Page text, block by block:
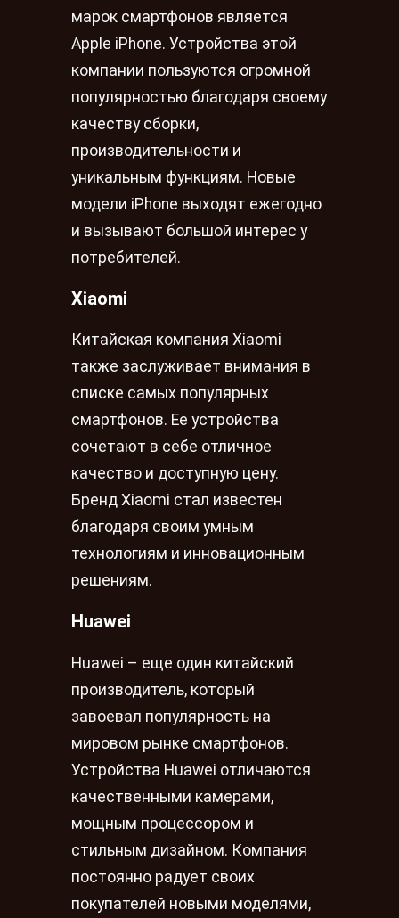
марок смартфонов является
Apple iPhone. Устройства этой
компании пользуются огромной
популярностью благодаря своему
качеству сборки,
производительности и
уникальным функциям. Новые
модели iPhone выходят ежегодно
и вызывают большой интерес у
потребителей.
Xiaomi
Китайская компания Xiaomi
также заслуживает внимания в
списке самых популярных
смартфонов. Ее устройства
сочетают в себе отличное
качество и доступную цену.
Бренд Xiaomi стал известен
благодаря своим умным
технологиям и инновационным
решениям.
Huawei
Huawei – еще один китайский
производитель, который
завоевал популярность на
мировом рынке смартфонов.
Устройства Huawei отличаются
качественными камерами,
мощным процессором и
стильным дизайном. Компания
постоянно радует своих
покупателей новыми моделями,